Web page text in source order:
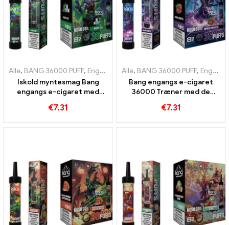
Alle, BANG 36000 PUFF, Engangs e-cigaretter ,Engangs e-
Iskold myntesmag Bang
engangs e-cigaret med
for det ultimative kick af
€7.31
Alle, BANG 36000 PUFF, Engangs e-cigaretter
Bang engangs e-cigaret
36000 Træner med de
for en ultimativ vaping-
€7.31